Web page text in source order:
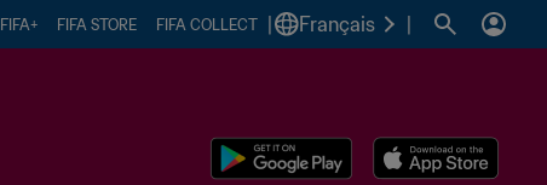
FIFA+ FIFA STORE FIFA COLLECT Français